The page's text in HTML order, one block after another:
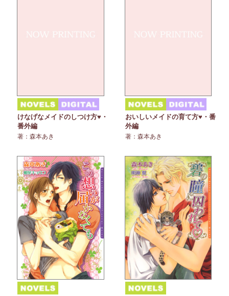
けなげなメイドのしつけ方♥・
番外編
著：森本あき
おいしいメイドの育て方♥・番
外編
著：森本あき